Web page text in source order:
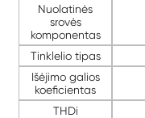
Nuolatinės
srovės
komponentas
Tinklelio tipas
Išėjimo galios
koeficientas
THDi